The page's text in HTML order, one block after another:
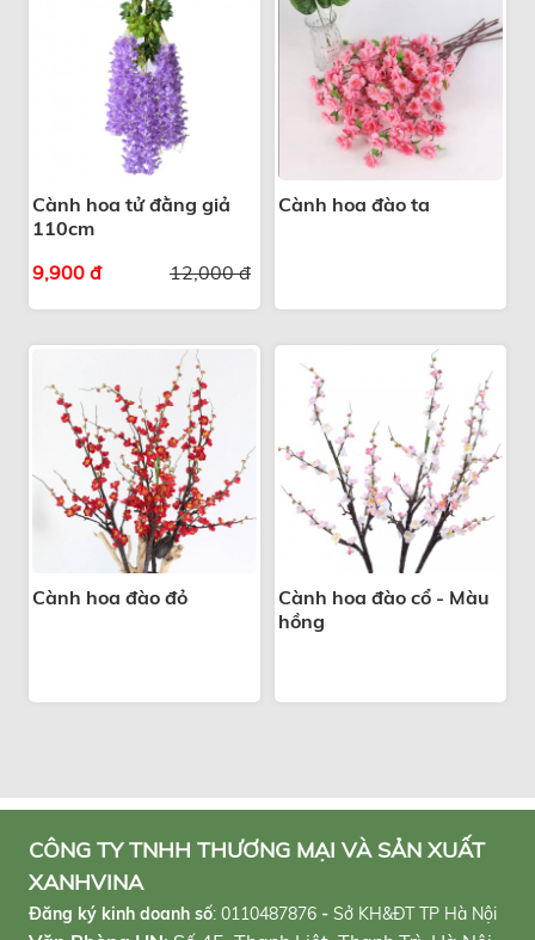
Cành hoa tử đằng giả
110cm
12,000 đ
9,900 đ
Cành hoa đào ta
Cành hoa đào đỏ
Cành hoa đào cổ - Màu
hồng
CÔNG TY TNHH THƯƠNG MẠI VÀ SẢN XUẤT
XANHVINA
Đăng ký kinh doanh số: 0110487876 - Sở KH&ĐT TP Hà Nội